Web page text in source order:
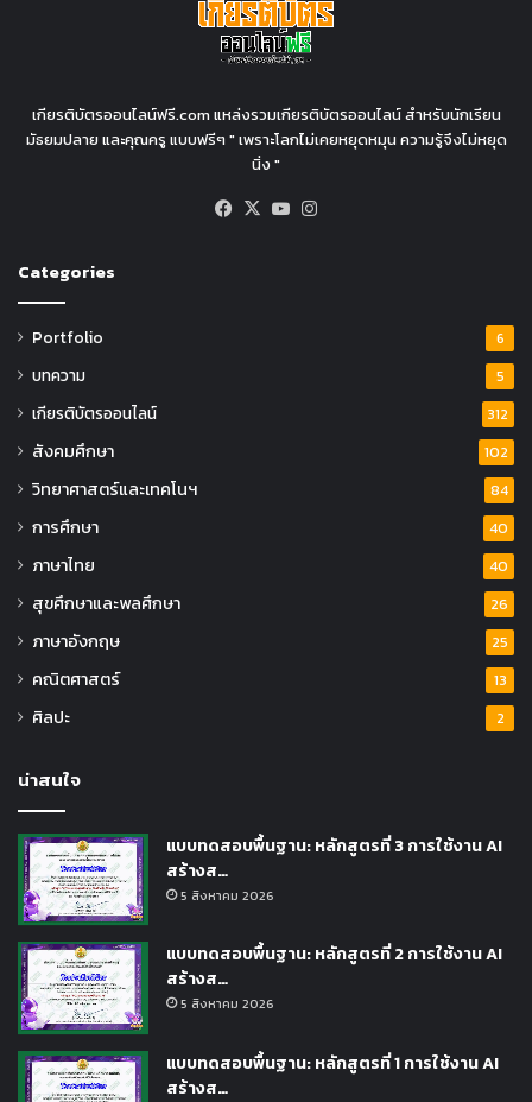
เกียรติบัตรออนไลน์ฟรี.com แหล่งรวมเกียรติบัตรออนไลน์ สำหรับนักเรียน
มัธยมปลาย และคุณครู แบบฟรีๆ " เพราะโลกไม่เคยหยุดหมุน ความรู้จึงไม่หยุด
นิ่ง "
Facebook
X YouTube
Categories
Portfolio 6
บทความ 5
เกียรติบัตรออนไลน์ 312
สังคมศึกษา 102
วิทยาศาสตร์และเทคโนฯ 84
การศึกษา 40
ภาษาไทย 40
สุขศึกษาและพลศึกษา 26
ภาษาอังกฤษ 25
คณิตศาสตร์ 13
ศิลปะ 2
น่าสนใจ
แบบทดสอบพื้นฐาน: หลักสูตรที่ 3 การใช้งาน AI
สร้างส…
5 สิงหาคม 2026
แบบทดสอบพื้นฐาน: หลักสูตรที่ 2 การใช้งาน AI
สร้างส…
5 สิงหาคม 2026
แบบทดสอบพื้นฐาน: หลักสูตรที่ 1 การใช้งาน AI
สร้างส…